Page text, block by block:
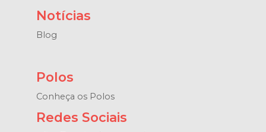
Notícias
Blog
Polos
Conheça os Polos
Redes Sociais